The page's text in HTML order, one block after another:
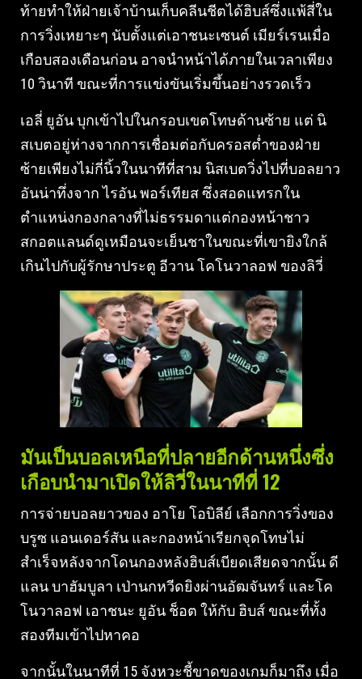
ท้ายทำให้ฝ่ายเจ้าบ้านเก็บคลีนชีตได้ฮิบส์ซึ่งแพ้สี่ใน
การวิ่งเหยาะๆ นับตั้งแต่เอาชนะเซนต์ เมียร์เรนเมื่อ
เกือบสองเดือนก่อน อาจนำหน้าได้ภายในเวลาเพียง
10 วินาที ขณะที่การแข่งขันเริ่มขึ้นอย่างรวดเร็ว
เอลี่ ยูอัน บุกเข้าไปในกรอบเขตโทษด้านซ้าย แต่ นิ
สเบตอยู่ห่างจากการเชื่อมต่อกับครอสต่ำของฝ่าย
ซ้ายเพียงไม่กี่นิ้วในนาทีที่สาม นิสเบตวิ่งไปที่บอลยาว
อันน่าทึ่งจาก ไรอัน พอร์เทียส ซึ่งสอดแทรกใน
ตำแหน่งกองกลางที่ไม่ธรรมดาแต่กองหน้าชาว
สกอตแลนด์ดูเหมือนจะเย็นชาในขณะที่เขายิงใกล้
เกินไปกับผู้รักษาประตู อีวาน โคโนวาลอฟ ของลิวี่
มันเป็นบอลเหนือที่ปลายอีกด้านหนึ่งซึ่ง
เกือบนำมาเปิดให้ลิวี่ในนาทีที่ 12
การจ่ายบอลยาวของ อาโย โอบิลีย์ เลือกการวิ่งของ
บรูซ แอนเดอร์สัน และกองหน้าเรียกจุดโทษไม่
สำเร็จหลังจากโดนกองหลังฮิบส์เบียดเสียดจากนั้น ดี
แลน บาฮัมบูลา เป่านกหวีดยิงผ่านอัฒจันทร์ และโค
โนวาลอฟ เอาชนะ ยูอัน ช็อต ให้กับ ฮิบส์ ขณะที่ทั้ง
สองทีมเข้าไปหาคอ
จากนั้นในนาทีที่ 15 จังหวะชี้ขาดของเกมก็มาถึง เมื่อ